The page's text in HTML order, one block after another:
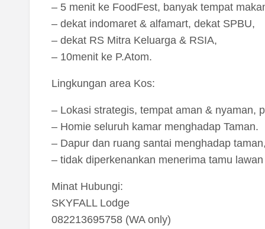
– 5 menit ke FoodFest, banyak tempat
– dekat indomaret & alfamart, dekat SPBU,
– dekat RS Mitra Keluarga & RSIA,
– 10menit ke P.Atom.
Lingkungan area Kos:
– Lokasi strategis, tempat aman & nyaman,
– Homie seluruh kamar menghadap Taman.
– Dapur dan ruang santai menghadap taman,
– tidak diperkenankan menerima tamu
Minat Hubungi:
SKYFALL Lodge
082213695758 (WA only)